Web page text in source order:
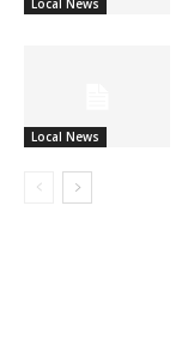
Local News